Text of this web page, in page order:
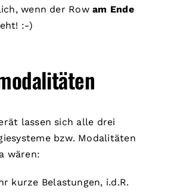
wenn der Rowam Ende
:-)
lassen sich alle drei
bzw. Modalitäten
wären:
kurze Belastungen, i.d.R.